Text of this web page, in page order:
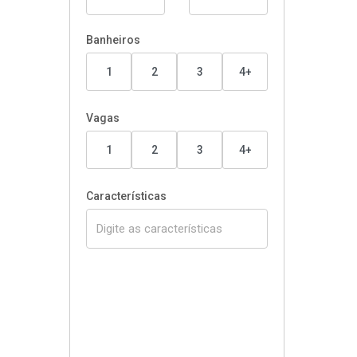
Banheiros
1 2 3 4+
Vagas
1 2 3 4+
Características